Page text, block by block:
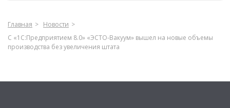
Главная
Новости
С «1С:Предприятием 8.0» «ЭСТО-Вакуум» вышел на новые объемы
производства без увеличения штата